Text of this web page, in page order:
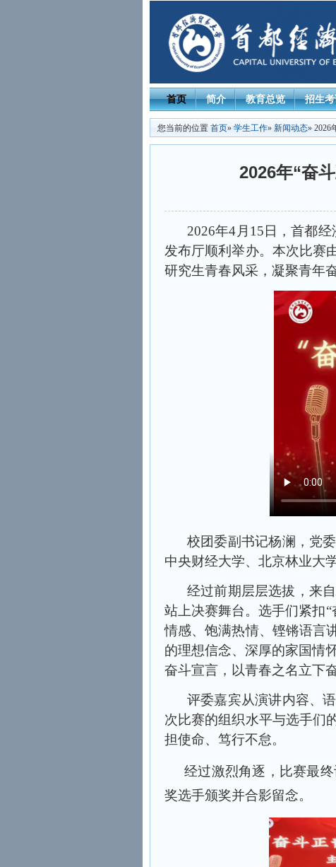
首页 简介 教育总览 招生
您当前的位置 首页» 学生工作» 新闻动态» 2026
2026年“奋
2026年4月15日，首都
发布厅顺利举办。本次比赛
研究生青春风采，凝聚青年
校团委副书记杨澜，党
中央财经大学、北京林业大
经过前期层层选拔，来
站上决赛舞台。选手们紧扣
情感、饱满热情、铿锵语言
的理想信念、深厚的家国情
奋斗宣言，以青春之名立下
评委嘉宾从演讲内容、
次比赛的组织水平与选手们
担使命、笃行不怠。
经过激烈角逐，比赛最
奖选手颁奖并合影留念。